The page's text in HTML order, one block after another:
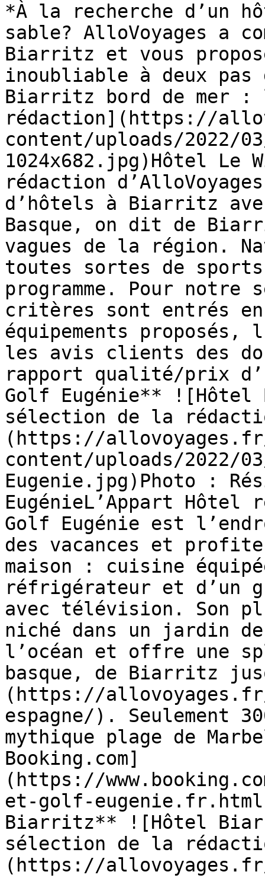
*À la recherche d’un
sable? AlloVoyages a
Biarritz et vous
inoubliable à deux
Biarritz bord de mer
rédaction](https://
content/uploads/2022/
1024x682.jpg)Hôtel Le
rédaction
d’hôtels à Biarritz
Basque, on dit de
vagues de la région.
toutes sortes de
programme. Pour
critères sont entrés en
équipements
les avis clients des
rapport qualité/prix
Golf Eugénie**
sélection de la
(https://
content/uploads/2022/
Eugenie.jpg)Photo :
EugénieL’Appart Hôtel
Golf Eugénie est
des vacances et
maison : cuisine
réfrigérateur et d’un
avec télévision. Son
niché dans un jardin
l’océan et offre une
basque, de Biarritz
(https://
espagne/). Seulement
mythique plage de
Booking.com]
(https://
et-golf-
Biarritz** ![Hôtel
sélection de la
(https://